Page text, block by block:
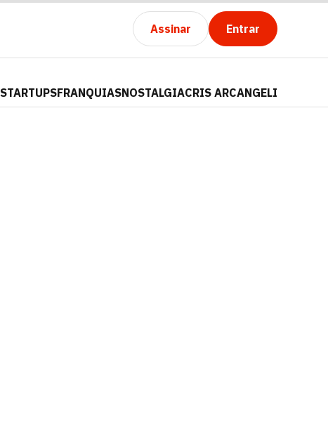
Assinar Entrar
STARTUPSFRANQUIASNOSTALGIACRIS ARCANGELI